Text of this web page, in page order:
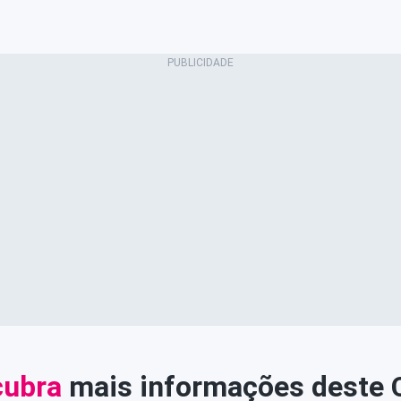
mais informações deste